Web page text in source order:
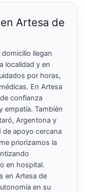
Artesa de
llegan
localidad y en
por horas,
En Artesa
confianza
empatía. También
Argentona y
de apoyo cercana
priorizamos la
en hospital.
en Artesa de
en su